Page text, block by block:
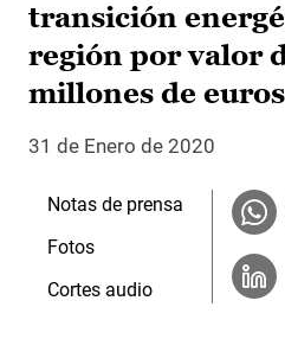
transición
región por valor
millones de euros
31 de Enero de 2020
Notas de prensa
Fotos
Cortes audio